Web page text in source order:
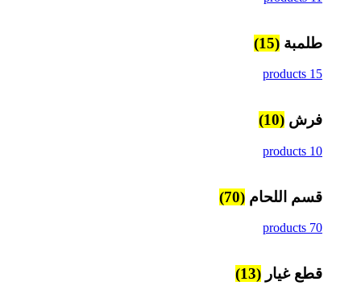
طلمبة (15)
15 products
فرش (10)
10 products
قسم اللحام (70)
70 products
قطع غيار (13)